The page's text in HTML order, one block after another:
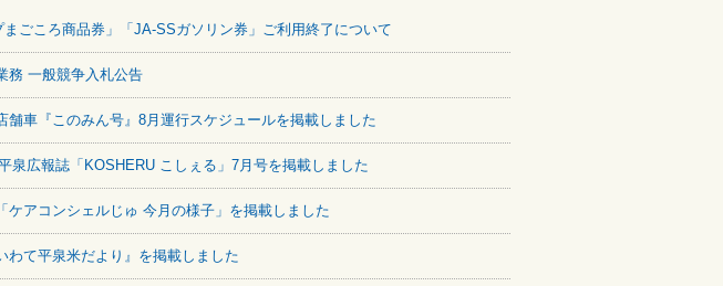
まごころ商品券」「JA-SSガソリン券」ご利用終了について
務 一般競争入札公告
舗車『このみん号』8月運行スケジュールを掲載しました
泉広報誌「KOSHERU こしぇる」7月号を掲載しました
ケアコンシェルじゅ 今月の様子」を掲載しました
わて平泉米だより』を掲載しました